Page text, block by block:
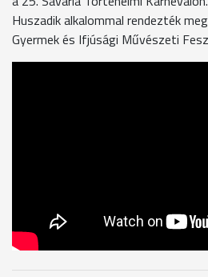
Huszadik alkalommal rendezték
Gyermek és Ifjúsági Művészeti